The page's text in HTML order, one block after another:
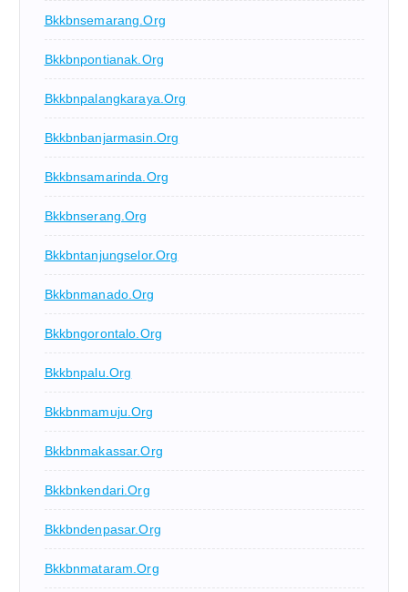
Bkkbnsemarang.org
Bkkbnpontianak.org
Bkkbnpalangkaraya.org
Bkkbnbanjarmasin.org
Bkkbnsamarinda.org
Bkkbnserang.org
Bkkbntanjungselor.org
Bkkbnmanado.org
Bkkbngorontalo.org
Bkkbnpalu.org
Bkkbnmamuju.org
Bkkbnmakassar.org
Bkkbnkendari.org
Bkkbndenpasar.org
Bkkbnmataram.org